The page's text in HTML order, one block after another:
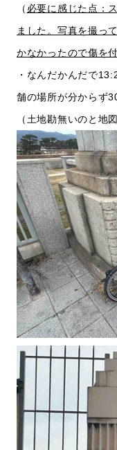
（ 必要に感じた点：
ました。写真を撮っ
かなかったので傷を
・なんだかんだで
舗の場所が分からず
（土地勘無いのと地